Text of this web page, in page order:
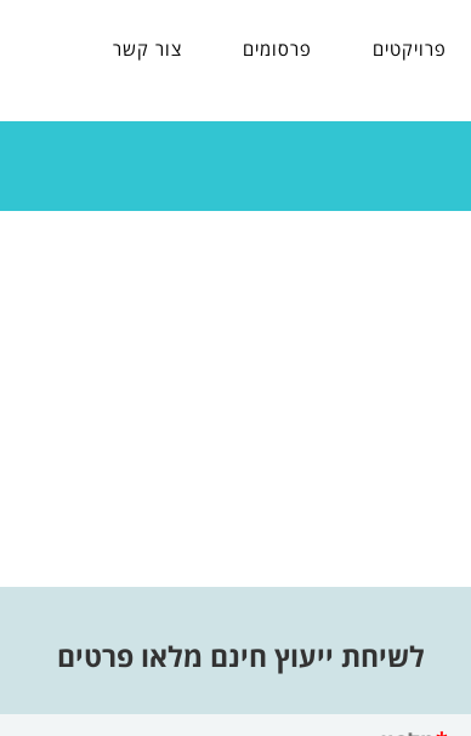
פרויקטים פרסומים צור קשר
לשיחת ייעוץ חינם מלאו פרטים